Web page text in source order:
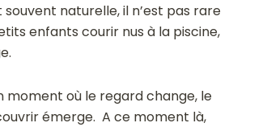
souvent naturelle, il n’est pas rare
enfants courir nus à la piscine,
moment où le regard change, le
émerge. A ce moment là,